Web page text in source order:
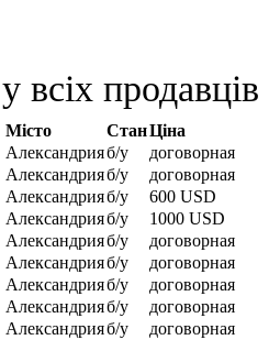
всіх продавців
Місто СтанЦіна
Александрияб/у
договорная
Александрияб/у
договорная
Александрияб/у
600 USD
Александрияб/у
1000 USD
Александрияб/у
договорная
Александрияб/у
договорная
Александрияб/у
договорная
Александрияб/у
договорная
Александрияб/у
договорная